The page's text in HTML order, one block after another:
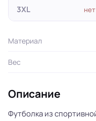
3XL нет
Материал
Вес
Описание
Футболка из